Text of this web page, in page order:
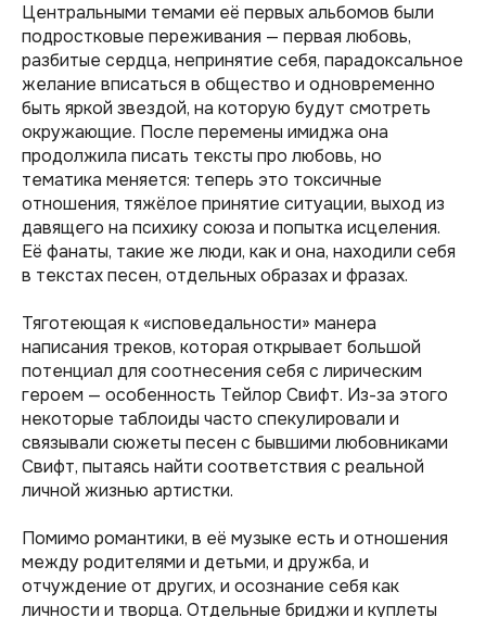
Центральными темами её первых альбомов были
подростковые переживания — первая любовь,
разбитые сердца, непринятие себя, парадоксальное
желание вписаться в общество и одновременно
быть яркой звездой, на которую будут смотреть
окружающие. После перемены имиджа она
продолжила писать тексты про любовь, но
тематика меняется: теперь это токсичные
отношения, тяжёлое принятие ситуации, выход из
давящего на психику союза и попытка исцеления.
Её фанаты, такие же люди, как и она, находили себя
в текстах песен, отдельных образах и фразах.
Тяготеющая к «исповедальности» манера
написания треков, которая открывает большой
потенциал для соотнесения себя с лирическим
героем — особенность Тейлор Свифт. Из-за этого
некоторые таблоиды часто спекулировали и
связывали сюжеты песен с бывшими любовниками
Свифт, пытаясь найти соответствия с реальной
личной жизнью артистки.
Помимо романтики, в её музыке есть и отношения
между родителями и детьми, и дружба, и
отчуждение от других, и осознание себя как
личности и творца. Отдельные бриджи и куплеты